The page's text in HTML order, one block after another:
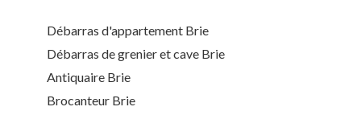
Débarras d'appartement Brie
Débarras de grenier et cave Brie
Antiquaire Brie
Brocanteur Brie